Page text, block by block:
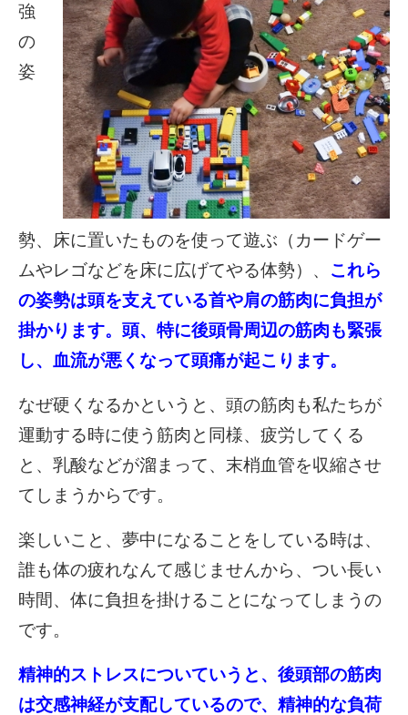
強
の
姿
勢、床に置いたものを使って遊ぶ（カードゲー
ムやレゴなどを床に広げてやる体勢）、 これら
の姿勢は頭を支えている首や肩の筋肉に負担が
掛かります。 頭、特に後頭骨周辺の筋肉も緊張
し、血流が悪くなって頭痛が起こります。
なぜ硬くなるかというと、頭の筋肉も私たちが
運動する時に使う筋肉と同様、疲労してくる
と、乳酸などが溜まって、末梢血管を収縮させ
てしまうからです。
楽しいこと、夢中になることをしている時は、
誰も体の疲れなんて感じませんから、つい長い
時間、体に負担を掛けることになってしまうの
です。
精神的ストレスについていうと、後頭部の筋肉
は交感神経が支配しているので、精神的な負荷